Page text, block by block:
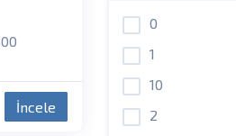
İncele
0
1
10
2